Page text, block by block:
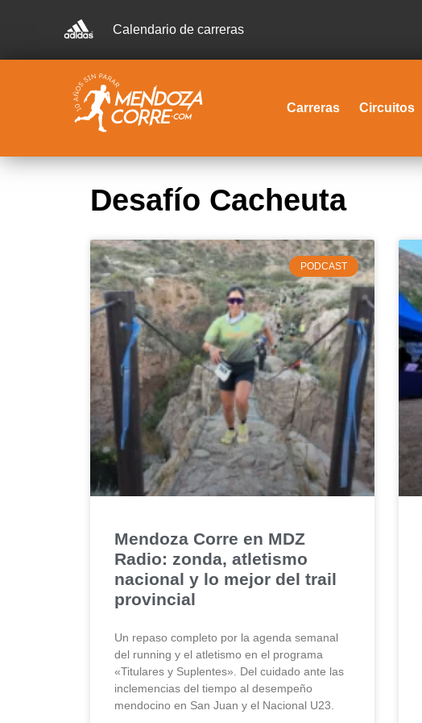
Calendario de carreras
Carreras Circuitos
Desafío Cacheuta
PODCAST
Mendoza Corre en MDZ
Radio: zonda, atletismo
nacional y lo mejor del trail
provincial
Un repaso completo por la agenda semanal
del running y el atletismo en el programa
«Titulares y Suplentes». Del cuidado ante las
inclemencias del tiempo al desempeño
mendocino en San Juan y el Nacional U23.